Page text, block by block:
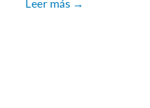
Leer más →